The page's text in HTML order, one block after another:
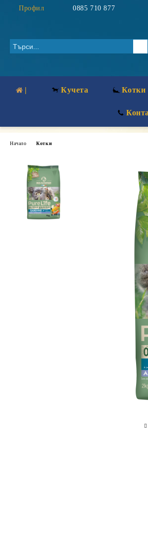
Профил 0885 710 877
| Кучета Котки
Начало Котки